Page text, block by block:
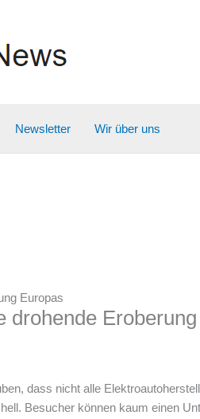
Newsletter Wir über uns
Europas
dass nicht alle
Besucher können kaum einen